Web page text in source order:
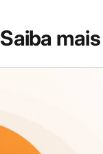
Saiba mais
Atualização de